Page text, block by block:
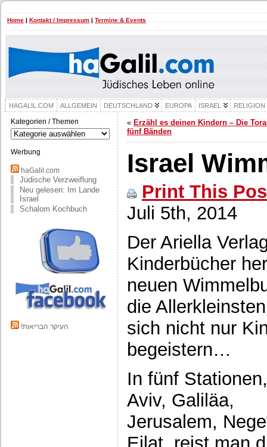
Home | Kontakt / Impressum | Termine & Events
HAGALIL.COM ALLGEMEIN DEUTSCHLAND EUROPA ISRAEL RELIGION
Kategorien / Themen
Kategorien
/
Themen
Werbung
haGalil.com
Jüdische Verzweiflung
Neu gelesen: Im Lande
Israel
Schalom Kochbuch
!העיקר הבריאות
« Erzähl es deinen Kindern – Die
fünf Bänden
Israel
Print This
Juli 5th, 2014
Der Ariella
Kinderbücher
neuen
die
sich nicht nur
begeistern…
In fünf
Aviv, Galiläa,
Jerusalem,